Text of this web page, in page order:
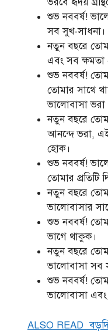
শুভ নববর্ষ!
সব সুখ-সাধনা।
নতুন বছরে
এবং সব
শুভ নববর্ষ!
তোমার সাথে
ভালোবাসা
নতুন বছরে
আনন্দে ভরা,
হোক।
শুভ নববর্ষ!
তোমার প্রতিটি
নতুন বছরে
ভালোবাসার
শুভ নববর্ষ!
ভাগে থাকুক।
নতুন বছরে
ভালোবাসা সব
শুভ নববর্ষ!
ভালোবাসা
ALSO READ